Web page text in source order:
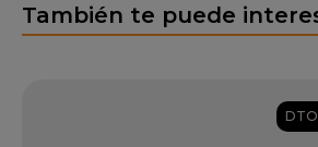
También te puede